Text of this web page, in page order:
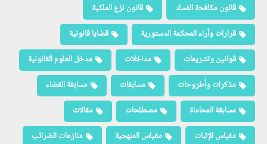
قانون مكافحة الفساد
قانون نزع الملكية
قرارات وآراء المحكمة الدستورية
قضايا قانونية
قوانين وتشريعات
مداخلات
مدخل العلوم القانونية
مذكرات وأطروحات
مسابقات
مسابقة القضاء
مسابقة المحاماة
مصطلحات
مقالات
مقياس الإثبات
مقياس المنهجية
منازعات الضرائب